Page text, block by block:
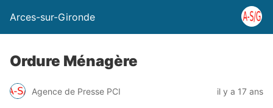
Arces-sur-Gironde
Ordure Ménagère
Agence de Presse PCI il y a 17 ans